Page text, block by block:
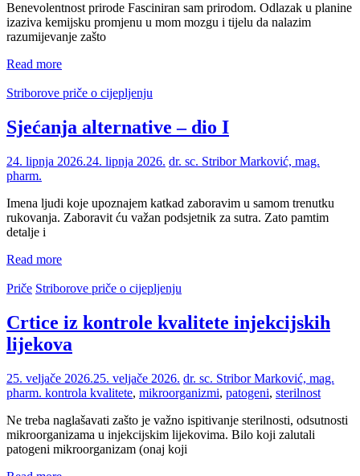
Benevolentnost prirode Fasciniran sam prirodom. Odlazak u planine
izaziva kemijsku promjenu u mom mozgu i tijelu da nalazim
razumijevanje zašto
Read more
Striborove priče o cijepljenju
Sjećanja alternative – dio I
24. lipnja 2026.24. lipnja 2026. dr. sc. Stribor Marković, mag.
pharm.
Imena ljudi koje upoznajem katkad zaboravim u samom trenutku
rukovanja. Zaboravit ću važan podsjetnik za sutra. Zato pamtim
detalje i
Read more
Priče Striborove priče o cijepljenju
Crtice iz kontrole kvalitete injekcijskih
lijekova
25. veljače 2026.25. veljače 2026. dr. sc. Stribor Marković, mag.
pharm. kontrola kvalitete, mikroorganizmi, patogeni, sterilnost
Ne treba naglašavati zašto je važno ispitivanje sterilnosti, odsutnosti
mikroorganizama u injekcijskim lijekovima. Bilo koji zalutali
patogeni mikroorganizam (onaj koji